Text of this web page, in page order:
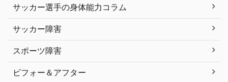
サッカー選手の身体能力コラム
サッカー障害
スポーツ障害
ビフォー＆アフター